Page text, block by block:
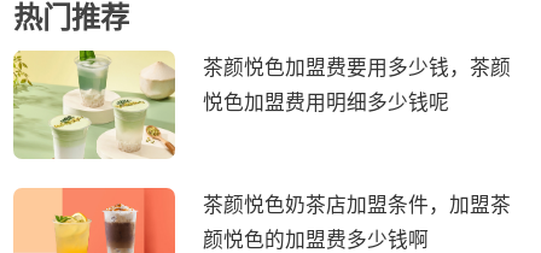
热门推荐
茶颜悦色加盟费要用多少钱，茶颜
悦色加盟费用明细多少钱呢
茶颜悦色奶茶店加盟条件，加盟茶
颜悦色的加盟费多少钱啊